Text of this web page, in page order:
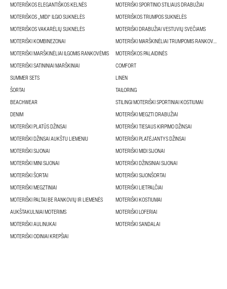
MOTERIŠKOS ELEGANTIŠKOS KELNĖS
MOTERIŠKI SPORTINIO STILIAUS DRABUŽIAI
MOTERIŠKOS „MIDI“ ILGIO SUKNELĖS
MOTERIŠKOS TRUMPOS SUKNELĖS
MOTERIŠKOS VAKARĖLIŲ SUKNELĖS
MOTERIŠKI DRABUŽIAI VESTUVIŲ SVEČIAMS
MOTERIŠKI KOMBINEZONAI
MOTERIŠKI MARŠKINĖLIAI TRUMPOMIS RANKOVĖMIS
MOTERIŠKI MARŠKINĖLIAI ILGOMIS RANKOVĖMIS
MOTERIŠKOS PALAIDINĖS
MOTERIŠKI SATININIAI MARŠKINIAI
COMFORT
SUMMER SETS
LINEN
ŠORTAI
TAILORING
BEACHWEAR
STILINGI MOTERIŠKI SPORTINIAI KOSTIUMAI
DENIM
MOTERIŠKI MEGZTI DRABUŽIAI
MOTERIŠKI PLATŪS DŽINSAI
MOTERIŠKI TIESAUS KIRPIMO DŽINSAI
MOTERIŠKI DŽINSAI AUKŠTU LIEMENIU
MOTERIŠKI PLATĖJANTYS DŽINSAI
MOTERIŠKI SIJONAI
MOTERIŠKI MIDI SIJONAI
MOTERIŠKI MINI SIJONAI
MOTERIŠKI DŽINSINIAI SIJONAI
MOTERIŠKI ŠORTAI
MOTERIŠKI SIJONŠORTAI
MOTERIŠKI MEGZTINIAI
MOTERIŠKI LIETPALČIAI
MOTERIŠKI PALTAI BE RANKOVIŲ IR LIEMENĖS
MOTERIŠKI KOSTIUMAI
AUKŠTAKULNIAI MOTERIMS
MOTERIŠKI LOFERIAI
MOTERIŠKI AULINUKAI
MOTERIŠKI SANDALAI
MOTERIŠKI ODINIAI KREPŠIAI